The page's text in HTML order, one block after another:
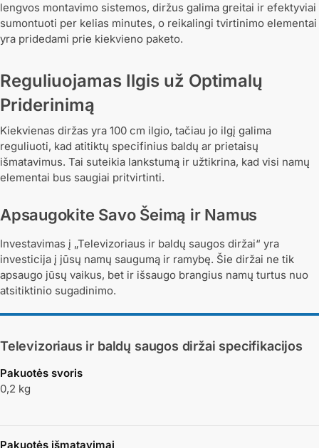
lengvos montavimo sistemos, diržus galima greitai ir efektyviai
sumontuoti per kelias minutes, o reikalingi tvirtinimo elementai
yra pridedami prie kiekvieno paketo.
Reguliuojamas Ilgis už Optimalų
Priderinimą
Kiekvienas diržas yra 100 cm ilgio, tačiau jo ilgį galima
reguliuoti, kad atitiktų specifinius baldų ar prietaisų
išmatavimus. Tai suteikia lankstumą ir užtikrina, kad visi namų
elementai bus saugiai pritvirtinti.
Apsaugokite Savo Šeimą ir Namus
Investavimas į „Televizoriaus ir baldų saugos diržai“ yra
investicija į jūsų namų saugumą ir ramybę. Šie diržai ne tik
apsaugo jūsų vaikus, bet ir išsaugo brangius namų turtus nuo
atsitiktinio sugadinimo.
Televizoriaus ir baldų saugos diržai specifikacijos
Pakuotės svoris
0,2 kg
Pakuotės išmatavimai